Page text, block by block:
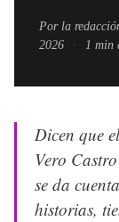
Por la
2026
· 1 min
Dicen que
Vero
se da
historias,